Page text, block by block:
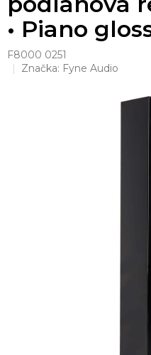
• Piano
F8000 0251
Značka: Fyne Audio